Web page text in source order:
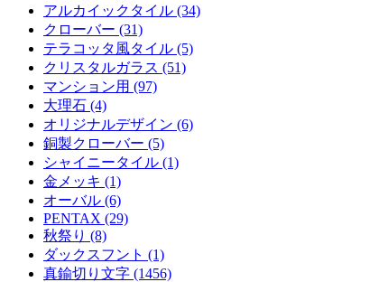
アルカイックタイル (34)
クローバー (31)
テラコッタ風タイル (5)
クリスタルガラス (51)
マンション用 (97)
大理石 (4)
オリジナルデザイン (6)
銅製クローバー (5)
シャイニータイル (1)
金メッキ (1)
オーバル (6)
PENTAX (29)
秋祭り (8)
ダックスフント (1)
真鍮切り文字 (1456)